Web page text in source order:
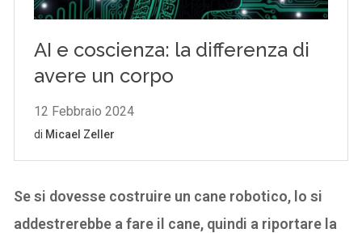
Se si dovesse costruire un cane robotico, lo si
addestrerebbe a fare il cane, quindi a riportare la